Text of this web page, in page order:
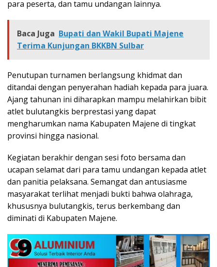
para peserta, dan tamu undangan lainnya.
Baca Juga Bupati dan Wakil Bupati Majene
Terima Kunjungan BKKBN Sulbar
Penutupan turnamen berlangsung khidmat dan
ditandai dengan penyerahan hadiah kepada para juara.
Ajang tahunan ini diharapkan mampu melahirkan bibit
atlet bulutangkis berprestasi yang dapat
mengharumkan nama Kabupaten Majene di tingkat
provinsi hingga nasional.
Kegiatan berakhir dengan sesi foto bersama dan
ucapan selamat dari para tamu undangan kepada atlet
dan panitia pelaksana. Semangat dan antusiasme
masyarakat terlihat menjadi bukti bahwa olahraga,
khususnya bulutangkis, terus berkembang dan
diminati di Kabupaten Majene.